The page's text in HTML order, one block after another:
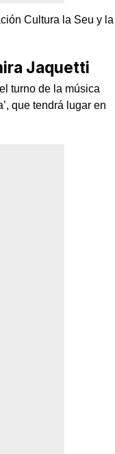
Cultura la Seu y la
Jaquetti
turno de la música
que tendrá lugar en